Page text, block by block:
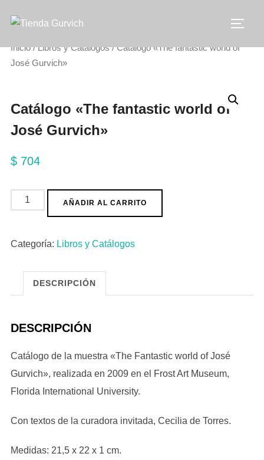
Inicio/Libros y Catálogos/ Catálogo «The fantastic world of
José Gurvich»
Catálogo «The fantastic world of
José Gurvich»
$704
Catálogo
"The
world
Gurvich"
AÑADIR AL CARRITO
Categoría: Libros y Catálogos
DESCRIPCIÓN
DESCRIPCIÓN
Catálogo de la muestra «The Fantastic world of José
Gurvich», realizada en 2009 en el Frost Art Museum,
Florida International University.
Con textos de la curadora invitada, Cecilia de Torres.
Medidas: 21,5 x 22 x 1 cm.